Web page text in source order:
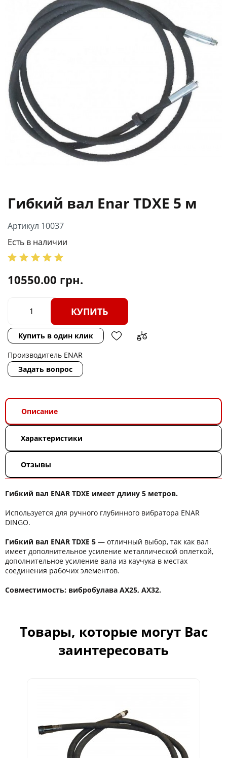
Гибкий вал Enar TDXE 5 м
Артикул 10037
Есть в наличии
10550.00 грн.
КУПИТЬ
Купить в один клик
Производитель ENAR
Задать вопрос
Описание
Характеристики
Отзывы
Гибкий вал ENAR TDXE имеет длину 5 метров.
Используется для ручного глубинного вибратора ENAR
DINGO.
Гибкий вал ENAR TDXE 5 ― отличный выбор, так как вал
имеет дополнительное усиление металлической оплеткой,
дополнительное усиление вала из каучука в местах
соединения рабочих элементов.
Совместимость: вибробулава AX25, AX32.
Товары, которые могут Вас
заинтересовать